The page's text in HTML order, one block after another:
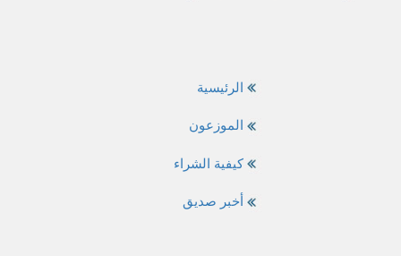
الرئيسية
الموزعون
كيفية الشراء
أخبر صديق